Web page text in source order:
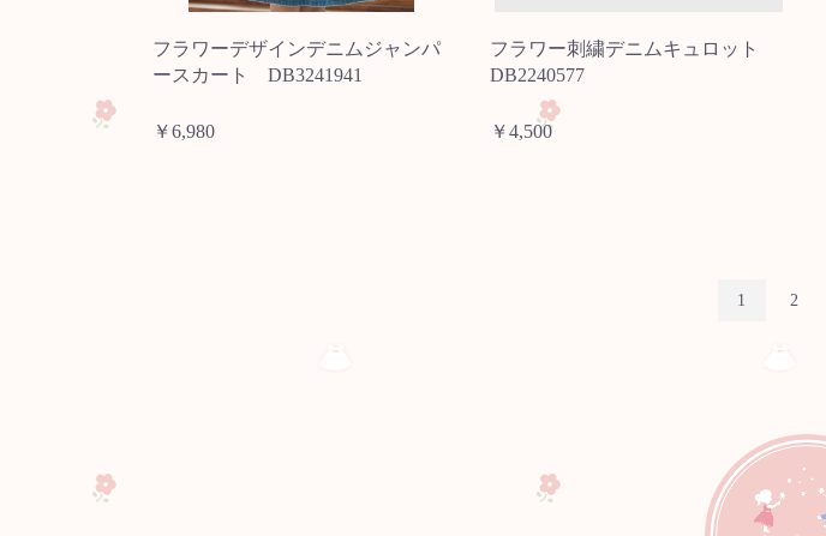
フラワーデザインデニムジャンパ
ースカート DB3241941
￥6,980
フラワー刺繍デニムキュロット
DB2240577
￥4,500
1 2